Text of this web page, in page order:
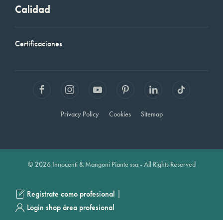
Calidad
Certificaciones
Privacy Policy Cookies Sitemap
© 2026 Innocenti & Mangoni Piante ssa - All Rights Reserved
Regístrate como profesional |
Login shop área profesional